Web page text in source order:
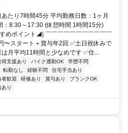
たり7時間45分 平均勤務日数：1ヶ月
：8:30～17:30 (休憩時間 1時間15分)
めポイント◢| ￣￣￣￣￣￣￣￣￣￣￣
〜スタート＋賞与年2回 ✅土日祝休みで
月平均11時間と少なめです ✅住...
得支援あり バイク通勤OK
学歴不問
転勤なし 経験不問
住宅手当あり
者歓迎 研修あり 賞与あり
ブランクOK
あり